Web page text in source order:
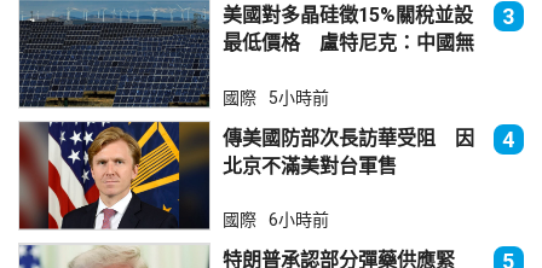
美國對多晶硅徵15%關稅並設
最低價格 盧特尼克：中國無
3
國際 5小時前
傳美國防部次長訪華受阻 因
北京不滿美對台軍售
4
國際 6小時前
特朗普承認部分彈藥供應緊
5